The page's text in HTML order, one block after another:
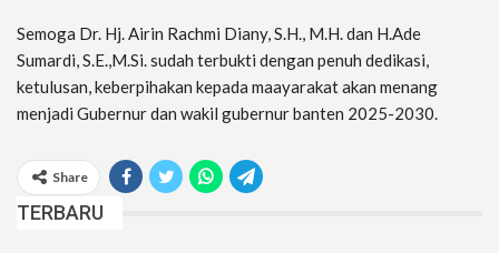
Semoga Dr. Hj. Airin Rachmi Diany, S.H., M.H. dan H.Ade
Sumardi, S.E.,M.Si. sudah terbukti dengan penuh dedikasi,
ketulusan, keberpihakan kepada maayarakat akan menang
menjadi Gubernur dan wakil gubernur banten 2025-2030.
Share
TERBARU